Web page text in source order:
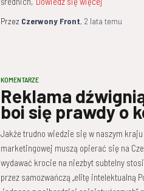
Przez Czerwony Front, 2 lata temu
KOMENTARZE
Reklama
boi się prawdy o
Jakże trudno wiedzie się w naszym
marketingowej muszą opierać się na
wydawać krocie na niezbyt subtelny
przez samozwańczą „elitę intelektualną